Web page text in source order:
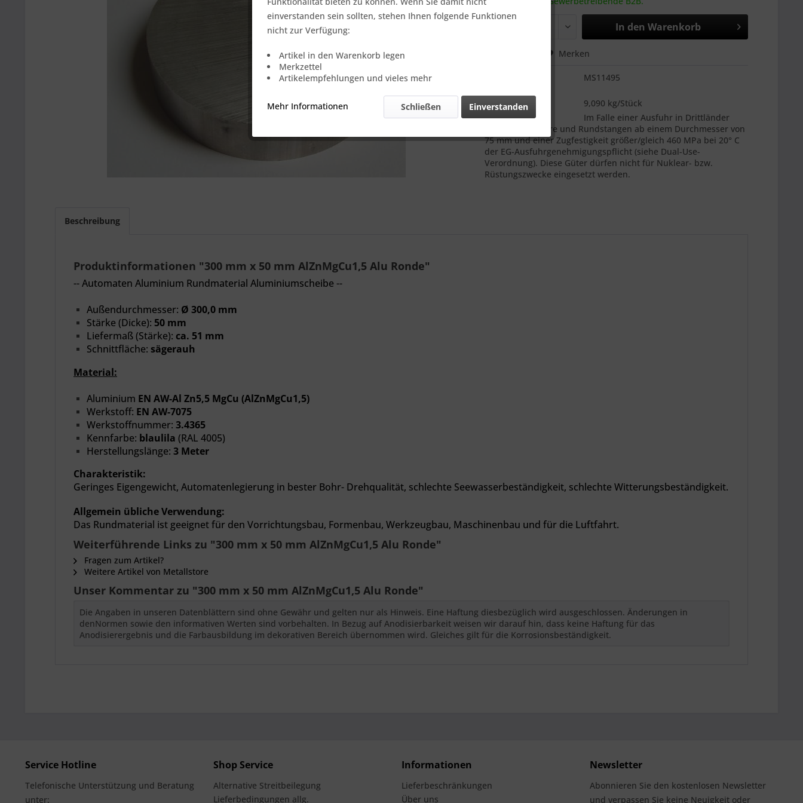
In den Warenkorb
Merken
MS11495
Gewicht::
9,090 kg/Stück
Anmerkung::
Im Falle einer Ausfuhr in Drittländer
unterliegen Rohre und Rundstangen ab einem Durchmesser von
75 mm und einer Zugfestigkeit größer/gleich 460 MPa bei 20° C
der EG-Ausfuhrgenehmigungspflicht (siehe Dual-Use-
Verordnung). Diese Güter dürfen nicht für Nuklear- bzw.
Rüstungszwecke eingesetzt werden.
Beschreibung
Produktinformationen "300 mm x 50 mm AlZnMgCu1,5 Alu Ronde"
-- Automaten Aluminium Rundmaterial Aluminiumscheibe --
Außendurchmesser: Ø 300,0 mm
Stärke (Dicke): 50 mm
Liefermaß (Stärke): ca. 51 mm
Schnittfläche: sägerauh
Material:
Aluminium EN AW-Al Zn5,5 MgCu (AlZnMgCu1,5)
Werkstoff: EN AW-7075
Werkstoffnummer: 3.4365
Kennfarbe: blaulila (RAL 4005)
Herstellungslänge: 3 Meter
Charakteristik:
Geringes Eigengewicht, Automatenlegierung in bester Bohr- Drehqualität, schlechte Seewasserbeständigkeit, schlechte Witterungsbeständigkeit.
Allgemein übliche Verwendung:
Das Rundmaterial ist geeignet für den Vorrichtungsbau, Formenbau, Werkzeugbau, Maschinenbau und für die Luftfahrt.
Weiterführende Links zu "300 mm x 50 mm AlZnMgCu1,5 Alu Ronde"
Fragen zum Artikel?
Weitere Artikel von Metallstore
Unser Kommentar zu "300 mm x 50 mm AlZnMgCu1,5 Alu Ronde"
Die Angaben in unseren Datenblättern sind ohne Gewähr und gelten nur als Hinweis. Eine Haftung diesbezüglich wird ausgeschlossen. Änderungen in
denNormen sowie den informativen Werten sind vorbehalten. In Bezug auf Anodisierbarkeit weisen wir darauf hin, dass keine Haftung für das
Anodisierergebnis und die Farbausbildung im dekorativen Bereich übernommen wird. Gleiches gilt für die Korrosionsbeständigkeit.
Service Hotline
Telefonische Unterstützung und Beratung
unter:
Shop Service
Alternative Streitbeilegung
Lieferbedingungen allg.
Informationen
Lieferbeschränkungen
Über uns
Newsletter
Abonnieren Sie den kostenlosen Newsletter
und verpassen Sie keine Neuigkeit oder
einverstanden sein sollten, stehen Ihnen folgende Funktionen
nicht zur Verfügung:
Artikel in den Warenkorb legen
Merkzettel
Artikelempfehlungen und vieles mehr
Mehr Informationen Einverstanden
Schließen